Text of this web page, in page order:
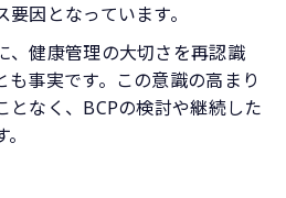
因となっています。
健康管理の大切さを再認識
も事実です。この意識の高まり
となく、BCPの検討や継続した